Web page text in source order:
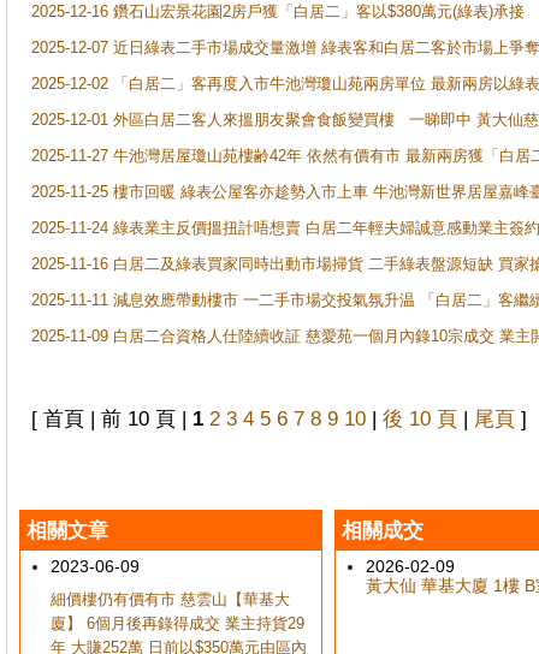
2025-12-16 鑽石山宏景花園2房戶獲「白居二」客以$380萬元(綠表)承接
2025-12-07 近日綠表二手市場成交量激增 綠表客和白居二客於市場上
2025-12-02 「白居二」客再度入市牛池灣瓊山苑兩房單位 最新兩房以綠
2025-12-01 外區白居二客人來搵朋友聚會食飯變買樓 一睇即中 黃大仙
2025-11-27 牛池灣居屋瓊山苑樓齢42年 依然有價有市 最新兩房獲「白居
2025-11-25 樓市回暖 綠表公屋客亦趁勢入市上車 牛池灣新世界居屋嘉峰
2025-11-24 綠表業主反價搵扭計唔想賣 白居二年輕夫婦誠意感動業主簽
2025-11-16 白居二及綠表買家同時出動市場掃貨 二手綠表盤源短缺 買
2025-11-11 減息效應帶動樓市 一二手市場交投氣氛升温 「白居二」客
2025-11-09 白居二合資格人仕陸續收証 慈愛苑一個月內錄10宗成交 業
[ 首頁 | 前 10 頁 | 1 2 3 4 5 6 7 8 9 10 | 後 10 頁 | 尾頁 ]
相關文章
2023-06-09
細價樓仍有價有市 慈雲山【華基大
廈】 6個月後再錄得成交 業主持貨29
年 大賺252萬 日前以$350萬元由區內
相關成交
2026-02-09
黃大仙 華基大廈 1樓